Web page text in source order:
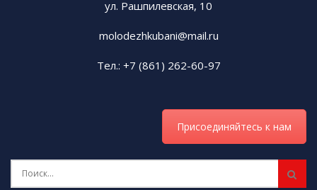
ул. Рашпилевская, 10
molodezhkubani@mail.ru
Тел.: +7 (861) 262-60-97
Присоединяйтесь к нам